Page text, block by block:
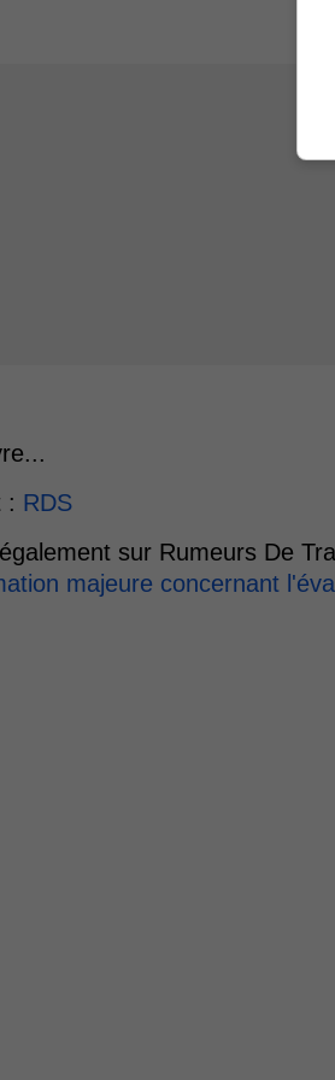
: RDS
sur Rumeurs De
majeure concernant